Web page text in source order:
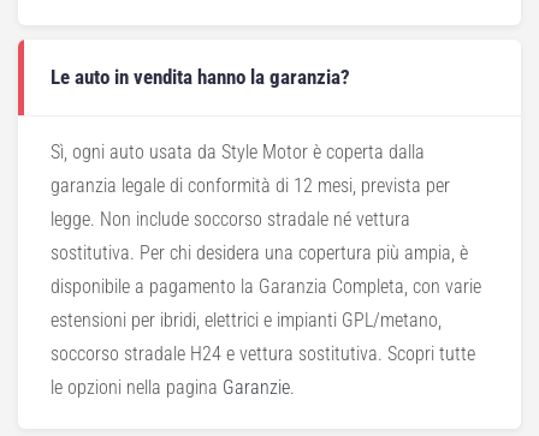
Le auto in vendita hanno la garanzia?
Sì, ogni auto usata da Style Motor è coperta dalla
garanzia legale di conformità di 12 mesi, prevista per
legge. Non include soccorso stradale né vettura
sostitutiva. Per chi desidera una copertura più ampia, è
disponibile a pagamento la Garanzia Completa, con varie
estensioni per ibridi, elettrici e impianti GPL/metano,
soccorso stradale H24 e vettura sostitutiva. Scopri tutte
le opzioni nella pagina Garanzie.